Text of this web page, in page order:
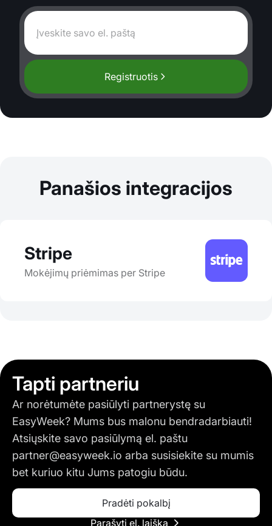
Registruotis
Panašios integracijos
Stripe
Mokėjimų priėmimas per Stripe
Tapti partneriu
Ar norėtumėte pasiūlyti partnerystę su
EasyWeek? Mums bus malonu bendradarbiauti!
Atsiųskite savo pasiūlymą el. paštu
partner@easyweek.io arba susisiekite su mumis
bet kuriuo kitu Jums patogiu būdu.
Pradėti pokalbį
Parašyti el. laišką